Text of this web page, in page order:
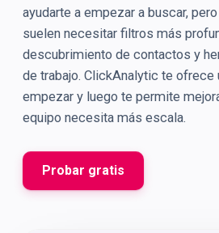
ayudarte a empezar a buscar,
suelen necesitar filtros más
descubrimiento de contactos y
de trabajo. ClickAnalytic te ofrece
empezar y luego te permite
equipo necesita más escala.
Probar gratis